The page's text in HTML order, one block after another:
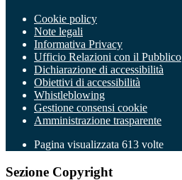
Cookie policy
Note legali
Informativa Privacy
Ufficio Relazioni con il Pubblico
Dichiarazione di accessibilità
Obiettivi di accessibilità
Whistleblowing
Gestione consensi cookie
Amministrazione trasparente
Pagina visualizzata 613 volte
Sezione Copyright